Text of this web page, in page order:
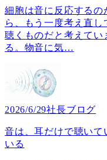
細胞は音に反応する
ら、もう一度考え直
聴くものだと考えてい
る。物音に気…
2026/6/29社長ブログ
音は、耳だけで聴い
いる